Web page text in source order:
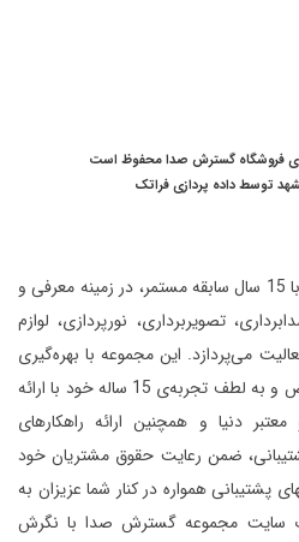
فروشگاه گسترش صدا محفوظ است
توسطداده پردازی فراتک
مجموعه گسترش صدا برتر توس با 15 سال سابقه مستمر، در زمینه معرفی و
تصویربرداری، نورپردازی، لوازم
می‌پردازد. این مجموعه با بهره‌گیری
از افراد مجرب و مهندسین متخصص و به لطف تجربه‌ی 15 ساله خود با ارائه
دنیا و همچنین ارائه راهکارهای
ضمن رعایت حقوق مشتریان خود
پشتیبانی همواره در کنار شما عزیزان به
سایت مجموعه گسترش صدا با نگرش